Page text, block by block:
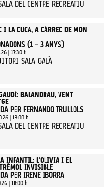
DEL CENTRE RECREATIU
I LA CUCA, A CÀRREC DE MON
(1 – 3 ANYS)
| 17:30 h
SALA GALÀ
BALANDRAU, VENT
PER FERNANDO TRULLOLS
| 18:00 h
DEL CENTRE RECREATIU
INFANTIL: L'OLIVIA I EL
INVISIBLE
PER IRENE IBORRA
| 18:00 h